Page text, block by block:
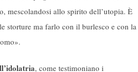
mescolandosi allo spirito dell’utopia. È
storture ma farlo con il burlesco e con la
, come testimoniano i